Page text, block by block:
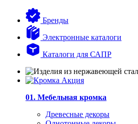
Бренды
Электронные каталоги
Каталоги для САПР
01. Мебельная кромка
Древесные декоры